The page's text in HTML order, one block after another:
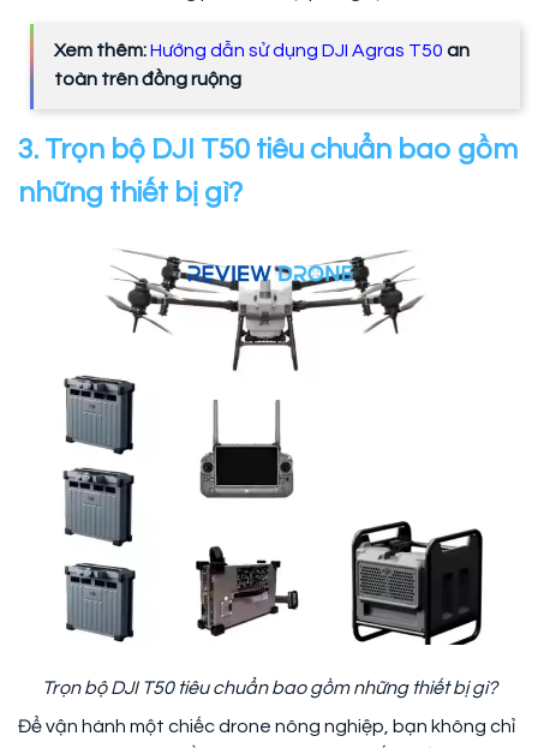
Xem thêm:Hướng dẫn sử dụng DJI Agras T50 an
toàn trên đồng ruộng
3. Trọn bộ DJI T50 tiêu chuẩn bao gồm
những thiết bị gì?
Trọn bộ DJI T50 tiêu chuẩn bao gồm những thiết bị gì?
Để vận hành một chiếc drone nông nghiệp, bạn không chỉ